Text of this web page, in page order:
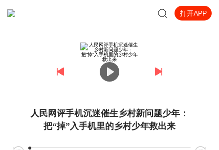
打开APP
人民网评手机沉迷催生乡村新问题少年：
把“掉”入手机里的乡村少年救出来